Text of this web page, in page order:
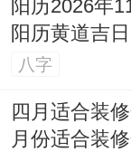
阳历2026年
阳历黄道吉日
八字
四月适合装
月份适合装